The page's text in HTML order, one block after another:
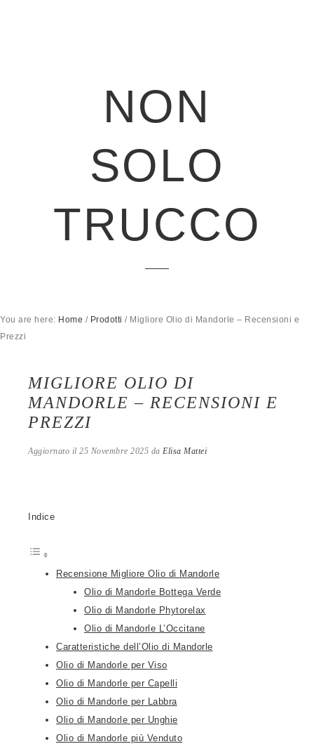
NON
SOLO
TRUCCO
You are here: Home / Prodotti /Migliore Olio di Mandorle – Recensioni e
Prezzi
MIGLIORE OLIO DI
MANDORLE – RECENSIONI E
PREZZI
Aggiornato il 25 Novembre 2025 da Elisa Mattei
Indice
Recensione Migliore Olio di Mandorle
Olio di Mandorle Bottega Verde
Olio di Mandorle Phytorelax
Olio di Mandorle L’Occitane
Caratteristiche dell’Olio di Mandorle
Olio di Mandorle per Viso
Olio di Mandorle per Capelli
Olio di Mandorle per Labbra
Olio di Mandorle per Unghie
Olio di Mandorle più Venduto